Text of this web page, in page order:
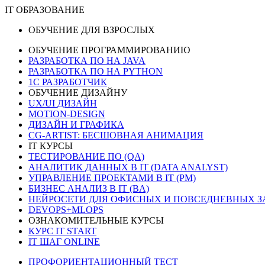
IT ОБРАЗОВАНИЕ
ОБУЧЕНИЕ ДЛЯ ВЗРОСЛЫХ
ОБУЧЕНИЕ ПРОГРАММИРОВАНИЮ
РАЗРАБОТКА ПО НА JAVA
РАЗРАБОТКА ПО НА PYTHON
1C РАЗРАБОТЧИК
ОБУЧЕНИЕ ДИЗАЙНУ
UX/UI ДИЗАЙН
MOTION-DESIGN
ДИЗАЙН И ГРАФИКА
CG-ARTIST: БЕСШОВНАЯ АНИМАЦИЯ
IT КУРСЫ
ТЕСТИРОВАНИЕ ПО (QA)
АНАЛИТИК ДАННЫХ В IT (DATA ANALYST)
УПРАВЛЕНИЕ ПРОЕКТАМИ В IT (PM)
БИЗНЕС АНАЛИЗ В IT (BA)
НЕЙРОСЕТИ ДЛЯ ОФИСНЫХ И ПОВСЕДНЕВНЫХ
DEVOPS+MLOPS
ОЗНАКОМИТЕЛЬНЫЕ КУРСЫ
КУРС IT START
IT ШАГ ONLINE
ПРОФОРИЕНТАЦИОННЫЙ ТЕСТ